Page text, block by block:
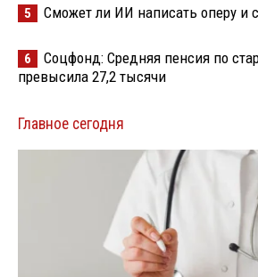
5 Сможет ли ИИ написать оперу и
6
Соцфонд: Средняя пенсия по
превысила 27,2 тысячи
Главное сегодня